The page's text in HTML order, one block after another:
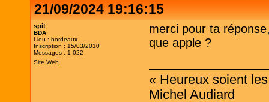
21/09/2024 19:16:15
spit
BDA
Lieu : bordeaux
Inscription : 15/03/2010
Messages : 1 022
Site Web
merci pour ta
que apple ?
« Heureux soient
Michel Audiard